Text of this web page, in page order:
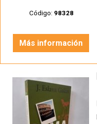
Código: 98328
Más información